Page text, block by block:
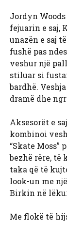
Jordyn
fejuarin e saj,
unazën e saj
fushë pas
veshur një
stiluar si
bardhë.
dramë dhe
Aksesorët e
kombinoi
“Skate Moss”
bezhë rëre, të
taka që të
look-un me
Birkin në
Me flokë të